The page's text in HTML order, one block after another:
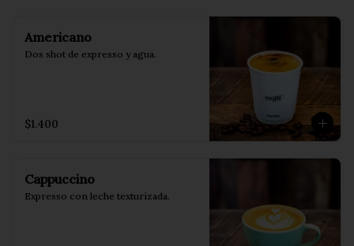
Americano
Dos shot de expresso y agua.
$1.400
Cappuccino
Expresso con leche texturizada.